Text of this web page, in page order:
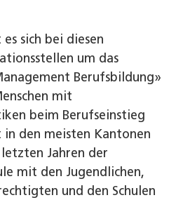
sich bei diesen
um das
Berufsbildung»
mit
beim Berufseinstieg
den meisten Kantonen
Jahren der
mit den Jugendlichen,
und den Schulen